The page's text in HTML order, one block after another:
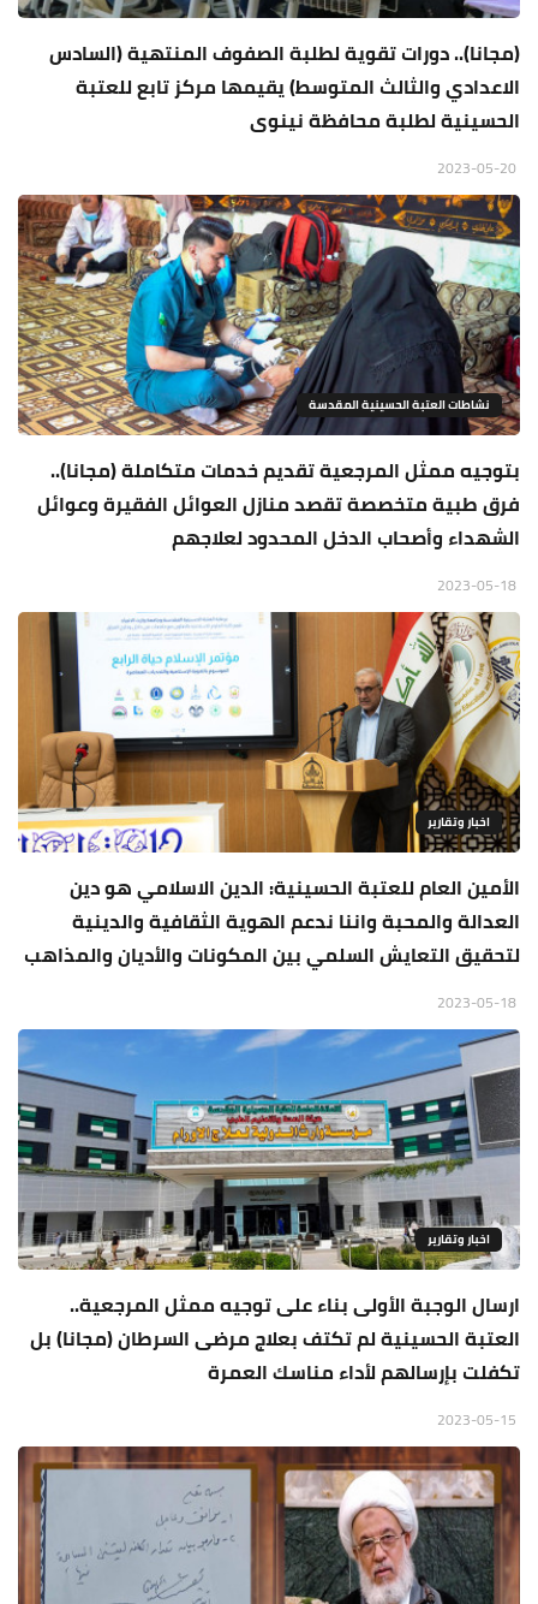
(مجانا).. دورات تقوية لطلبة الصفوف المنتهية (السادس
الاعدادي والثالث المتوسط) يقيمها مركز تابع للعتبة
الحسينية لطلبة محافظة نينوى
نشاطات العتبة الحسينية المقدسة
بتوجيه ممثل المرجعية تقديم خدمات متكاملة (مجانا)..
فرق طبية متخصصة تقصد منازل العوائل الفقيرة وعوائل
الشهداء وأصحاب الدخل المحدود لعلاجهم
اخبار وتقارير
الأمين العام للعتبة الحسينية: الدين الاسلامي هو دين
العدالة والمحبة واننا ندعم الهوية الثقافية والدينية
لتحقيق التعايش السلمي بين المكونات والأديان والمذاهب
اخبار وتقارير
ارسال الوجبة الأولى بناء على توجيه ممثل المرجعية..
العتبة الحسينية لم تكتف بعلاج مرضى السرطان (مجانا) بل
تكفلت بإرسالهم لأداء مناسك العمرة